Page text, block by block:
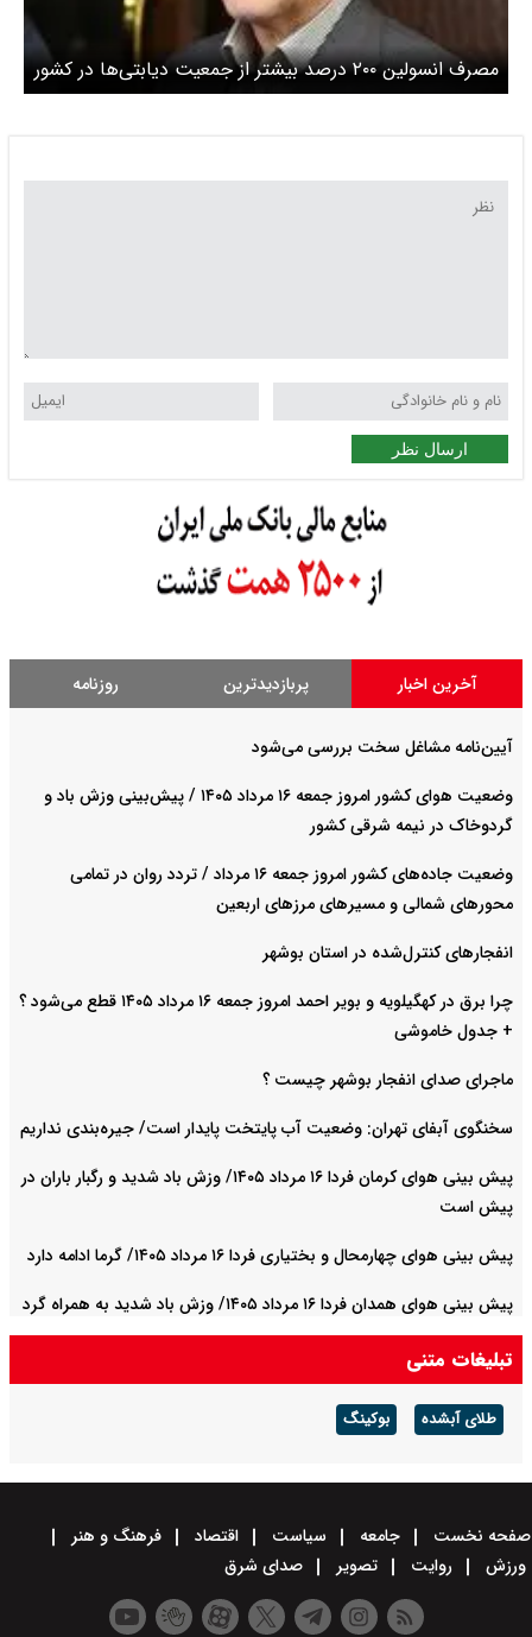
مصرف انسولین ۲۰۰ درصد بیشتر از جمعیت دیابتی‌ها در کشور
ارسال نظر
آخرین اخبار پربازدیدترین روزنامه
آیین‌نامه مشاغل سخت بررسی می‌شود
وضعیت هوای کشور امروز جمعه ۱۶ مرداد ۱۴۰۵ / پیش‌بینی وزش باد و
گردوخاک در نیمه شرقی کشور
وضعیت جاده‌های کشور امروز جمعه ۱۶ مرداد / تردد روان در تمامی
محورهای شمالی و مسیرهای مرزهای اربعین
انفجارهای کنترل‌شده در استان بوشهر
چرا برق در کهگیلویه و بویر احمد امروز جمعه ۱۶ مرداد ۱۴۰۵ قطع می‌شود ؟
+ جدول خاموشی
ماجرای صدای انفجار بوشهر چیست ؟
سخنگوی آبفای تهران: وضعیت آب پایتخت پایدار است/ جیره‌بندی نداریم
پیش بینی هوای کرمان فردا ۱۶ مرداد ۱۴۰۵/ وزش باد شدید و رگبار باران در
پیش است
پیش بینی هوای چهارمحال و بختیاری فردا ۱۶ مرداد ۱۴۰۵/ گرما ادامه دارد
پیش بینی هوای همدان فردا ۱۶ مرداد ۱۴۰۵/ وزش باد شدید به همراه گرد
و غبار
تبلیغات متنی
طلای آبشده بوکینگ
صفحه نخست جامعه سیاست اقتصاد
فرهنگ و هنر
ورزش
روایت تصویر صدای شرق